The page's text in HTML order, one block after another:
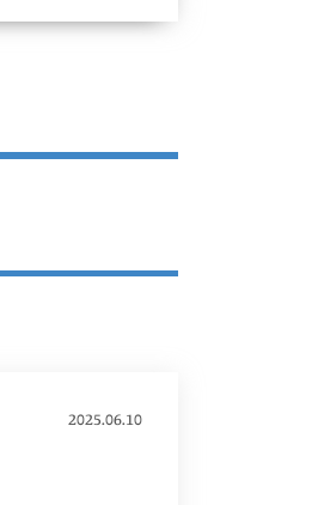
2025.06.10